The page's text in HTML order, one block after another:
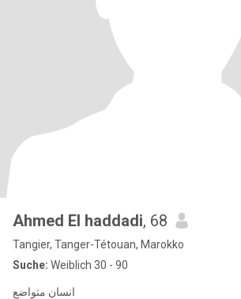
Ahmed El haddadi, 68
Tangier, Tanger-Tétouan, Marokko
Suche: Weiblich 30 - 90
انسان متواضع